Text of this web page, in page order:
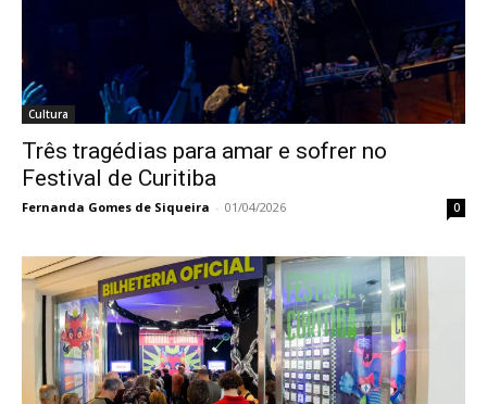
Cultura
Três tragédias para amar e sofrer no
Festival de Curitiba
Fernanda Gomes de Siqueira - 01/04/2026 0